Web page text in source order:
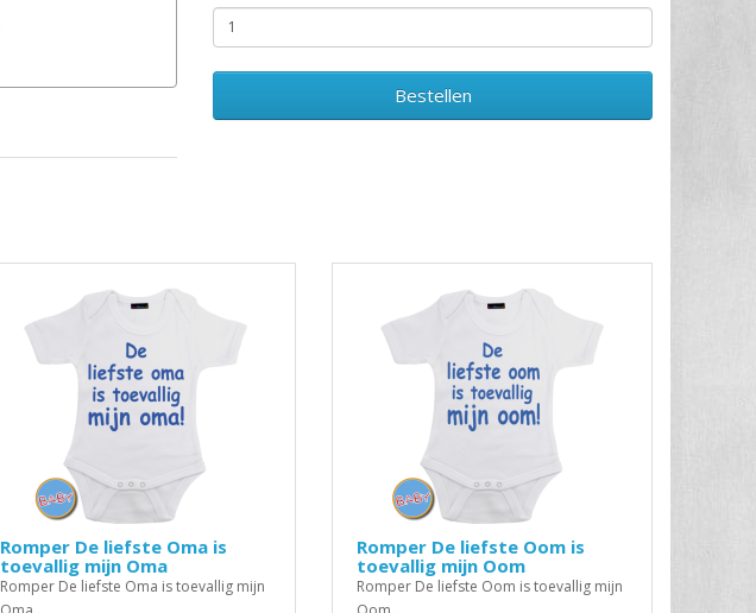
Bestellen
Romper De liefste Oma is
toevallig mijn Oma
Romper De liefste Oma is toevallig mijn
Romper De liefste Oom is
toevallig mijn Oom
Romper De liefste Oom is toevallig mijn